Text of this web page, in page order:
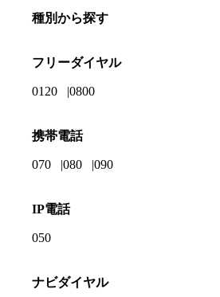
種別から探す
フリーダイヤル
0120 0800
携帯電話
070 080 090
IP電話
050
ナビダイヤル